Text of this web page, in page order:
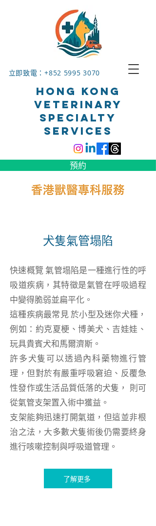
立即致電：+852 5995 3070
HONG KONG
VETERINARY
SPECIALTY
SERVICES
預約
犬隻氣管塌陷
快速概覽 氣管塌陷是一種進行性的呼
吸道疾病，其特徵是氣管在呼吸過程
中變得脆弱並扁平化。
這種疾病最常見 於小型及迷你犬種，
例如：約克夏梗、博美犬、吉娃娃、
玩具貴賓犬和馬爾濟斯。
許多犬隻可以透過內科藥物進行管
理，但對於有嚴重呼吸窘迫、反覆急
性發作或生活品質低落的犬隻， 則可
從氣管支架置入術中獲益。
支架能夠迅速打開氣道，但這並非根
治之法，大多數犬隻術後仍需要終身
進行咳嗽控制與呼吸道管理。
了解更多